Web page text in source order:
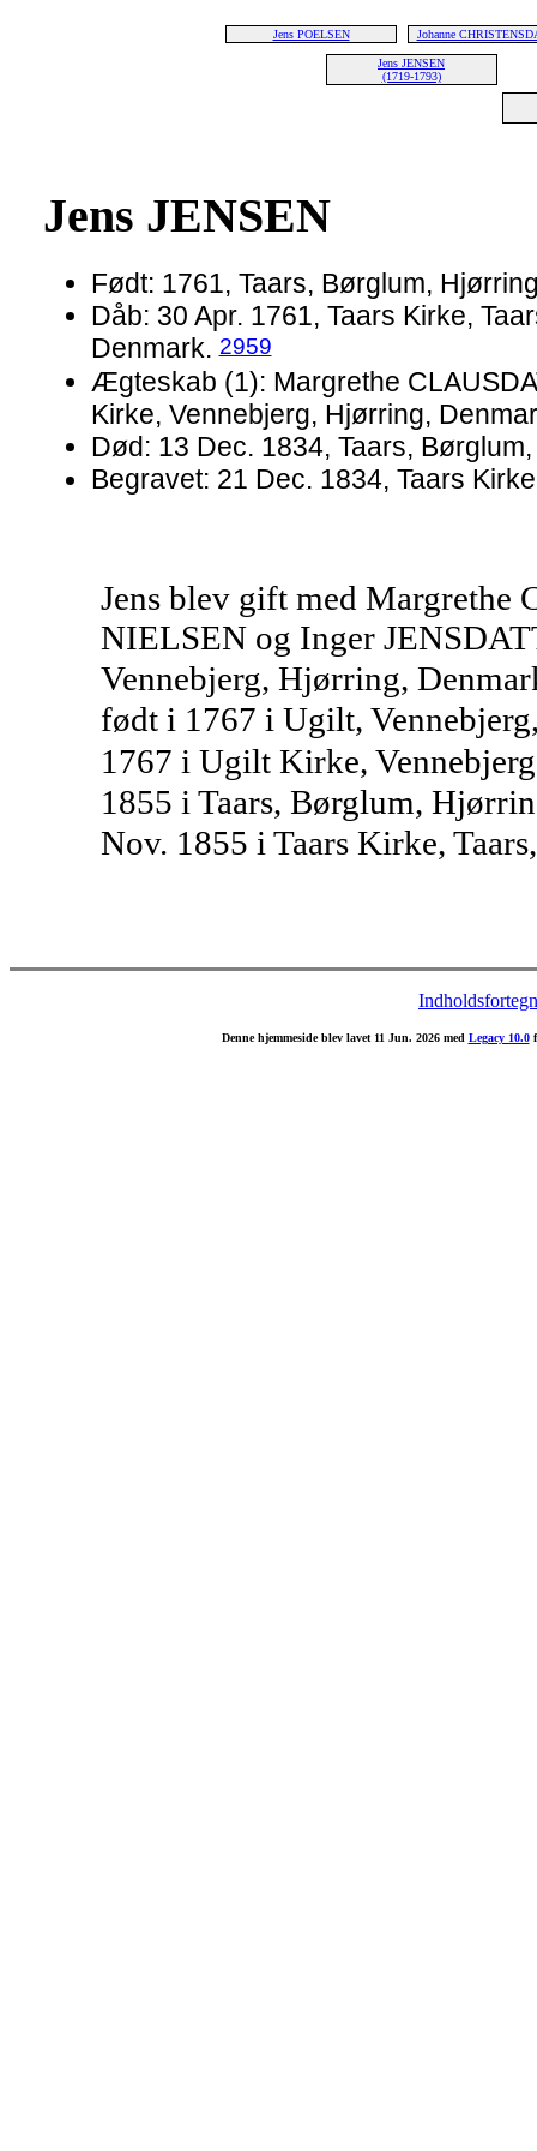
Jens POELSEN Johanne
Jens JENSEN
(1719-1793)
Jens JENSEN
Født: 1761, Taars, Børglum,
Dåb: 30 Apr. 1761, Taars Kirke,
Denmark.2959
Ægteskab (1): Margrethe
Kirke, Vennebjerg, Hjørring,
Død: 13 Dec. 1834, Taars,
Begravet: 21 Dec. 1834, Taars
Jens blev gift med Margrethe
NIELSEN og Inger
Vennebjerg, Hjørring,
født i 1767 i Ugilt,
1767 i Ugilt Kirke,
1855 i Taars, Børglum,
Nov. 1855 i Taars Kirke,
Denne hjemmeside blev lavet 11 Jun. 2026 med Legacy 10.0